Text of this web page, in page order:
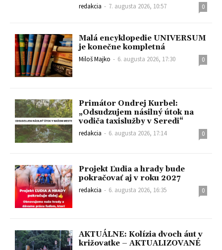
redakcia - 7. augusta 2026, 10:57 0
Malá encyklopedie UNIVERSUM
je konečne kompletná
Miloš Majko - 6. augusta 2026, 17:30 0
Primátor Ondrej Kurbel:
„Odsudzujem násilný útok na
vodiča taxislužby v Seredi“
redakcia - 6. augusta 2026, 17:14 0
Projekt Ľudia a hrady bude
pokračovať aj v roku 2027
redakcia - 6. augusta 2026, 16:35 0
AKTUÁLNE: Kolízia dvoch áut v
križovatke – AKTUALIZOVANÉ